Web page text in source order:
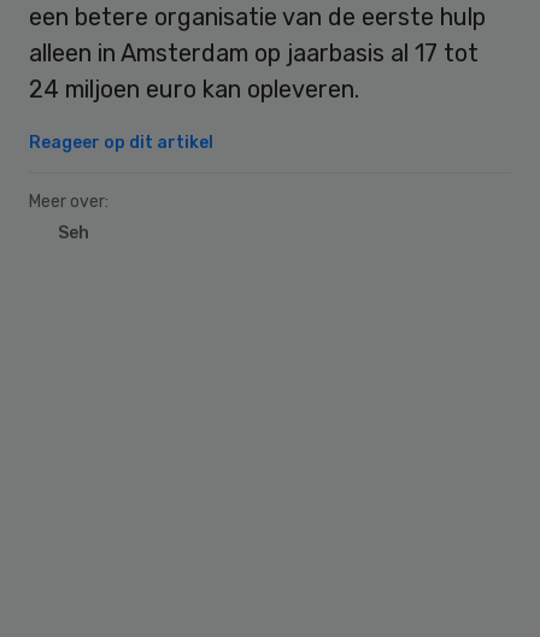
een betere organisatie van de eerste hulp
alleen in Amsterdam op jaarbasis al 17 tot
24 miljoen euro kan opleveren.
Reageer op dit artikel
Meer over:
Seh